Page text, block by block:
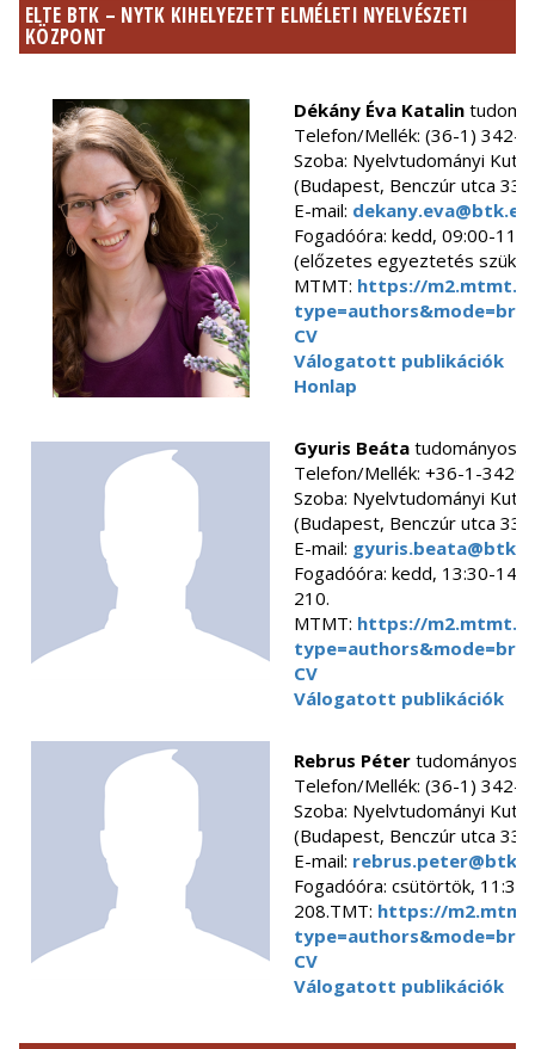
ELTE BTK – NYTK KIHELYEZETT ELMÉLETI NYELVÉSZETI
KÖZPONT
Dékány Éva Katalin
Telefon/Mellék: (36-1) 342-
Szoba: Nyelvtudományi
(Budapest, Benczúr utca
E-mail:
Fogadóóra: kedd, 09:00-
(előzetes egyeztetés
MTMT: https://
CV
Válogatott publikációk
Honlap
Gyuris Beáta tudományos
Telefon/Mellék: +36-1-
Szoba: Nyelvtudományi
(Budapest, Benczúr utca
E-mail:
Fogadóóra: kedd, 13:30-
210.
MTMT: https://
CV
Válogatott publikációk
Rebrus Péter tudományos
Telefon/Mellék: (36-1) 342-
Szoba: Nyelvtudományi
(Budapest, Benczúr utca
E-mail:
Fogadóóra: csütörtök,
208.TMT: https://
CV
Válogatott publikációk